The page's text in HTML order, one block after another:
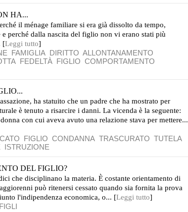
HA...
il ménage familiare si era già dissolto da tempo,
perché dalla nascita del figlio non vi erano stati più
[Leggi tutto]
FAMIGLIA DIRITTO ALLONTANAMENTO
FEDELTÀ FIGLIO COMPORTAMENTO
ha statuito che un padre che ha mostrato per
è tenuto a risarcire i danni. La vicenda è la seguente:
con cui aveva avuto una relazione stava per mettere...
FIGLIO CONDANNA TRASCURATO TUTELA
ISTRUZIONE
DEL FIGLIO?
che disciplinano la materia. È costante orientamento di
può ritenersi cessato quando sia fornita la prova
l'indipendenza economica, o... [Leggi tutto]
FIGLI